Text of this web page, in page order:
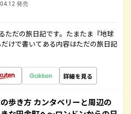
発売
ただの旅日記です。たまたま『地球
けで書いてある内容はただの旅日記
詳細を見る
歩き方 カンタベリーと周辺の